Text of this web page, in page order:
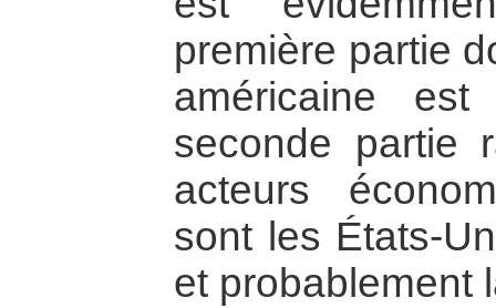
première partie
américaine
seconde partie
acteurs
sont les États-
et probablement